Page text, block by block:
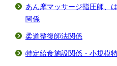
あん摩マッサージ指圧師、
関係
柔道整復師法関係
特定給食施設関係・小規模